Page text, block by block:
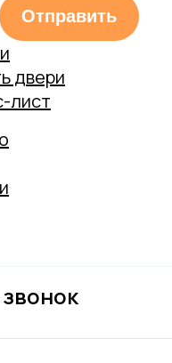
из массива
дверей
двери
двери
лист